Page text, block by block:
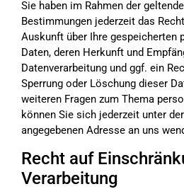
Sie haben im Rahmen der
Bestimmungen jederzeit das
Auskunft über Ihre gespeicherten
Daten, deren Herkunft und
Datenverarbeitung und ggf. ein
Sperrung oder Löschung dieser
weiteren Fragen zum Thema
können Sie sich jederzeit unter
angegebenen Adresse an uns
Recht auf
Verarbeitung